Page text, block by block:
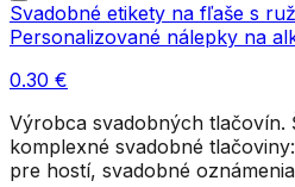
Svadobné etikety na fľaše s
Personalizované nálepky na
0.30 €
Výrobca svadobných tlačovín.
komplexné svadobné
pre hostí, svadobné